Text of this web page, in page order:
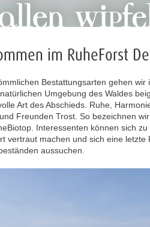
im RuheForst
Bestattungsarten gehen
Umgebung des Waldes
Art des Abschieds. Ruhe,
Freunden Trost. So bezeichnen
Interessenten können sich
vertraut machen und sich eine letzte
aussuchen.